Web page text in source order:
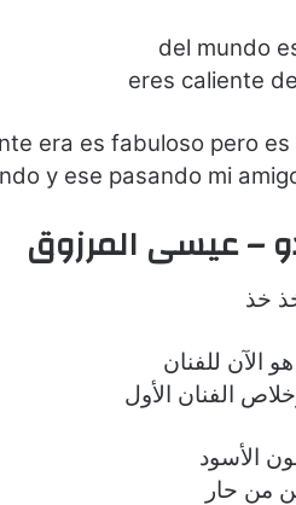
del mundo
eres caliente
era es fabuloso pero
y ese pasando mi
– عيسى المرزوق
خذ
الآن للفنان
الفنان الأول
الأسود
من حار